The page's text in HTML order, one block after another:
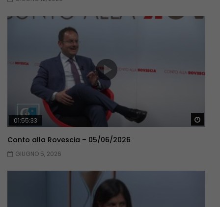
01:55:33
Conto alla Rovescia – 05/06/2026
GIUGNO 5, 2026